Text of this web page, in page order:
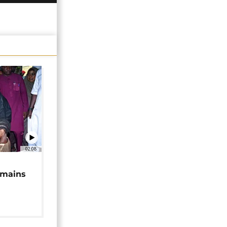
02:08